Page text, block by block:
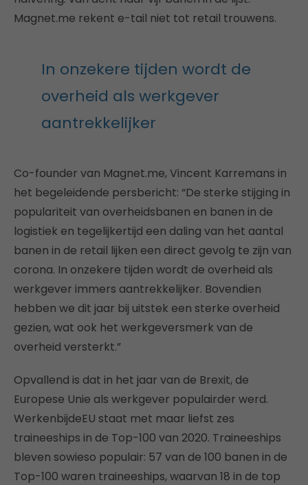
Magnet.me rekent e-tail niet tot retail trouwens.
In onzekere tijden wordt de
overheid als werkgever
aantrekkelijker
Co-founder van Magnet.me, Vincent Karremans in
het begeleidende persbericht: “De sterke stijging in
populariteit van overheidsbanen en banen in de
logistiek en tegelijkertijd een daling van het aantal
banen in de retail lijken een direct gevolg te zijn van
corona. In onzekere tijden wordt de overheid als
werkgever immers aantrekkelijker. Bovendien
hebben we dit jaar bij uitstek een sterke overheid
gezien, wat ook het werkgeversmerk van de
overheid versterkt.”
Opvallend is dat in het jaar van de Brexit, de
Europese Unie als werkgever populairder werd.
WerkenbijdeEU staat met maar liefst zes
traineeships in de Top-100 van 2020. Traineeships
bleven sowieso populair: 57 van de 100 banen in de
Top-100 waren traineeships, waarvan 18 in de top